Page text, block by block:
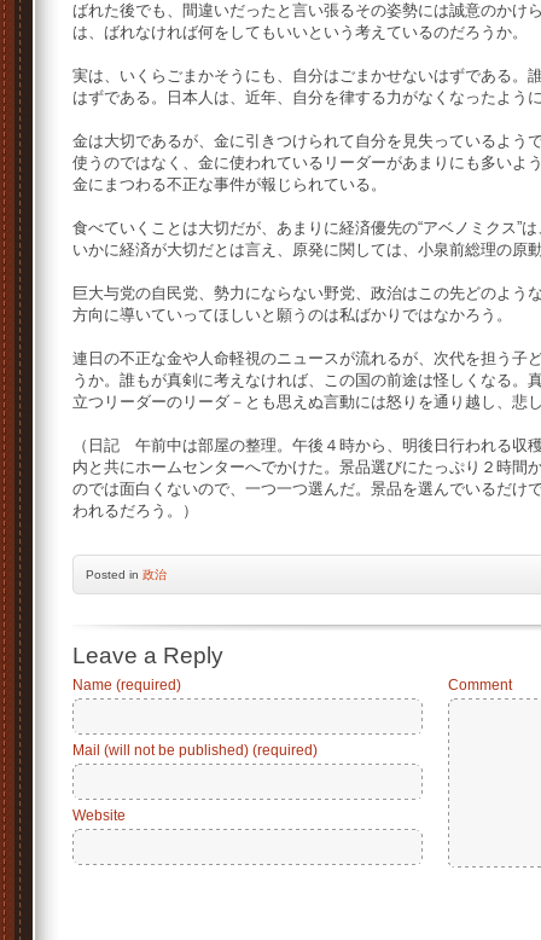
ばれた後でも、間違いだったと言い張るその姿勢には誠意のかけ
は、ばれなければ何をしてもいいという考えているのだろうか。
実は、いくらごまかそうにも、自分はごまかせないはずである。
はずである。日本人は、近年、自分を律する力がなくなったよう
金は大切であるが、金に引きつけられて自分を見失っているよう
使うのではなく、金に使われているリーダーがあまりにも多いよ
金にまつわる不正な事件が報じられている。
食べていくことは大切だが、あまりに経済優先の“アベノミクス”
いかに経済が大切だとは言え、原発に関しては、小泉前総理の原
巨大与党の自民党、勢力にならない野党、政治はこの先どのよう
方向に導いていってほしいと願うのは私ばかりではなかろう。
連日の不正な金や人命軽視のニュースが流れるが、次代を担う子
うか。誰もが真剣に考えなければ、この国の前途は怪しくなる。
立つリーダーのリーダ－とも思えぬ言動には怒りを通り越し、悲
（日記 午前中は部屋の整理。午後４時から、明後日行われる収
内と共にホームセンターへでかけた。景品選びにたっぷり２時間
のでは面白くないので、一つ一つ選んだ。景品を選んでいるだけ
われるだろう。）
Posted in 政治
Leave a Reply
Name (required)
Mail (will not be published) (required)
Website
Comment